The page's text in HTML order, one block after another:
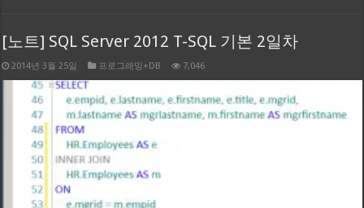
[노트] SQL Server 2012 T-SQL 기본 2일차
2014년 3월 25일 프로그래밍+DB 7,046